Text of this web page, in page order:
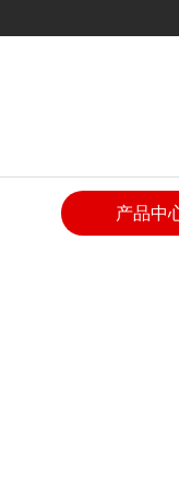
产品中